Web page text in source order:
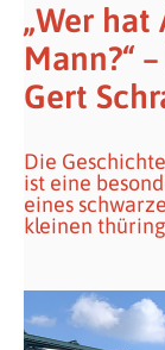
„Wer hat
Mann?“
Gert
Die
ist eine
eines
kleinen